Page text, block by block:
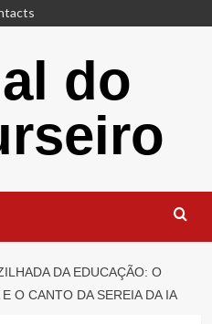
do
DA EDUCAÇÃO: O
O CANTO DA SEREIA DA IA